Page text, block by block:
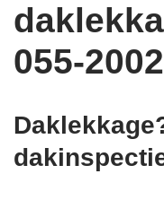
055-